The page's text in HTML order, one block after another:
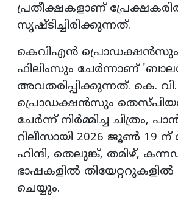
പ്രതീക്ഷകളാണ്
സൃഷ്ടിച്ചിരിക്കുന്നത്.
കെവിഎന്‍
ഫിലിംസും ചേര്‍ന്നാണ്
അവതരിപ്പിക്കുന്നത്. കെ.
പ്രൊഡക്ഷന്‍സും
ചേര്‍ന്ന് നിര്‍മ്മിച്ച ചിത്രം,
റിലീസായി 2026 ജൂണ്‍ 19 ന്
ഹിന്ദി, തെലുങ്ക്, തമിഴ്,
ഭാഷകളില്‍ തിയേറ്ററുകളില്‍
ചെയ്യും.